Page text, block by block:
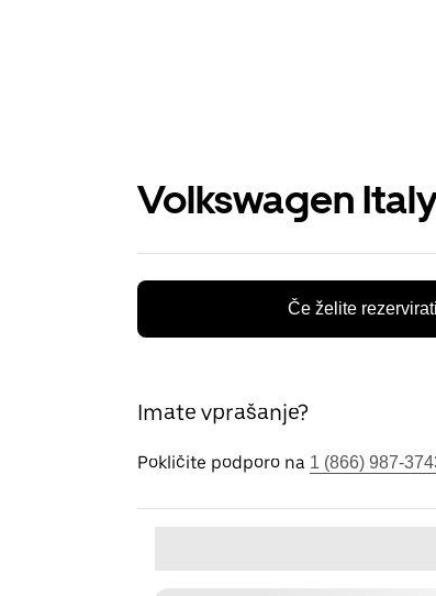
Volkswagen
Če želite
Imate vprašanje?
Pokličite podporo na 1 (866) 987-